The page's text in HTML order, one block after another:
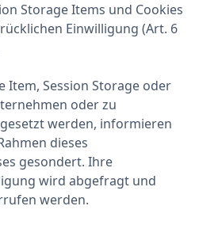
Storage Items und Cookies
Einwilligung (Art. 6
Item, Session Storage oder
oder zu
werden, informieren
dieses
gesondert. Ihre
wird abgefragt und
werden.